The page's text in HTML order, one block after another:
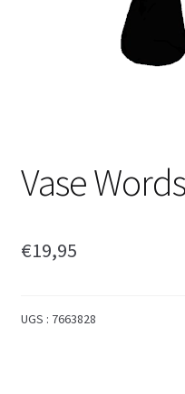
Vase
€19,95
UGS : 7663828